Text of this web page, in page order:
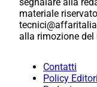
materiale
alla rimozione
Contatti
Policy